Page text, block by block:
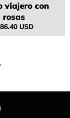
viajero con
rosas
USD